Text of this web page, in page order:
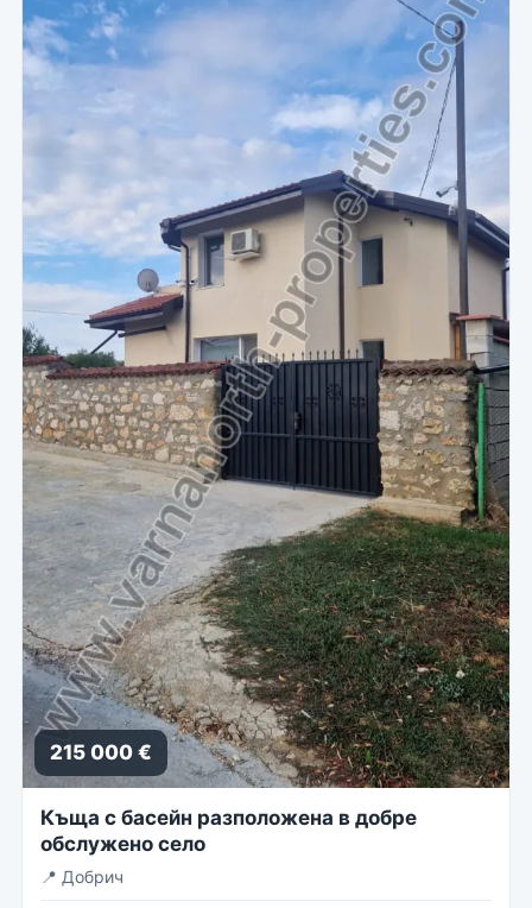
215 000 €
Къща с басейн разположена в добре
обслужено село
📍 Добрич